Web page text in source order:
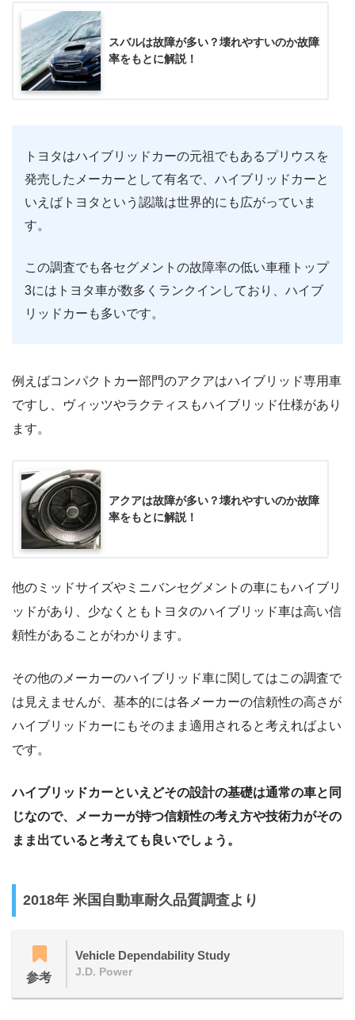
スバルは故障が多い？壊れやすいのか故障
率をもとに解説！
トヨタはハイブリッドカーの元祖でもあるプリウスを
発売したメーカーとして有名で、ハイブリッドカーと
いえばトヨタという認識は世界的にも広がっていま
す。
この調査でも各セグメントの故障率の低い車種トップ
3にはトヨタ車が数多くランクインしており、ハイブ
リッドカーも多いです。
例えばコンパクトカー部門のアクアはハイブリッド専用車
ですし、ヴィッツやラクティスもハイブリッド仕様があり
ます。
アクアは故障が多い？壊れやすいのか故障
率をもとに解説！
他のミッドサイズやミニバンセグメントの車にもハイブリ
ッドがあり、少なくともトヨタのハイブリッド車は高い信
頼性があることがわかります。
その他のメーカーのハイブリッド車に関してはこの調査で
は見えませんが、基本的には各メーカーの信頼性の高さが
ハイブリッドカーにもそのまま適用されると考えればよい
です。
ハイブリッドカーといえどその設計の基礎は通常の車と同
じなので、メーカーが持つ信頼性の考え方や技術力がその
まま出ていると考えても良いでしょう。
2018年 米国自動車耐久品質調査より
参考
Vehicle Dependability Study
J.D. Power